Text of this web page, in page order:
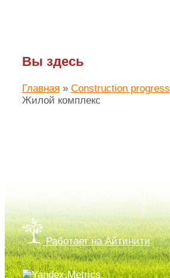
Вы здесь
Главная » Construction progress
Жилой комплекс
Работает на Айтинити